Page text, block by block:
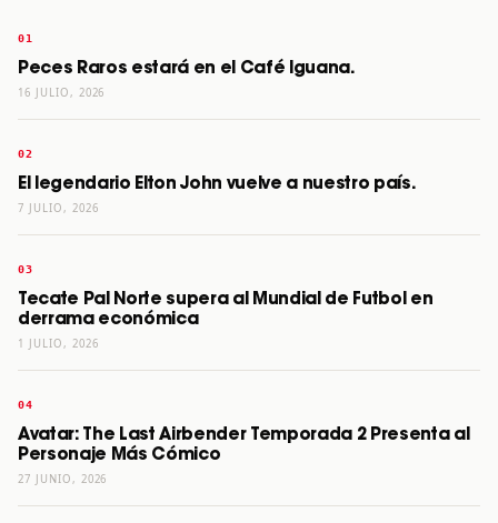
Peces Raros estará en el Café Iguana.
16 JULIO, 2026
El legendario Elton John vuelve a nuestro país.
7 JULIO, 2026
Tecate Pal Norte supera al Mundial de Futbol en
derrama económica
1 JULIO, 2026
Avatar: The Last Airbender Temporada 2 Presenta al
Personaje Más Cómico
27 JUNIO, 2026